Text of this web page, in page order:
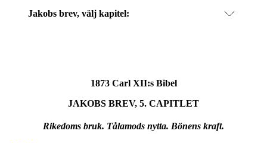
Jakobs brev, välj kapitel:
1873 Carl XII:s Bibel
JAKOBS BREV, 5. CAPITLET
Rikedoms bruk. Tålamods nytta. Bönens kraft.